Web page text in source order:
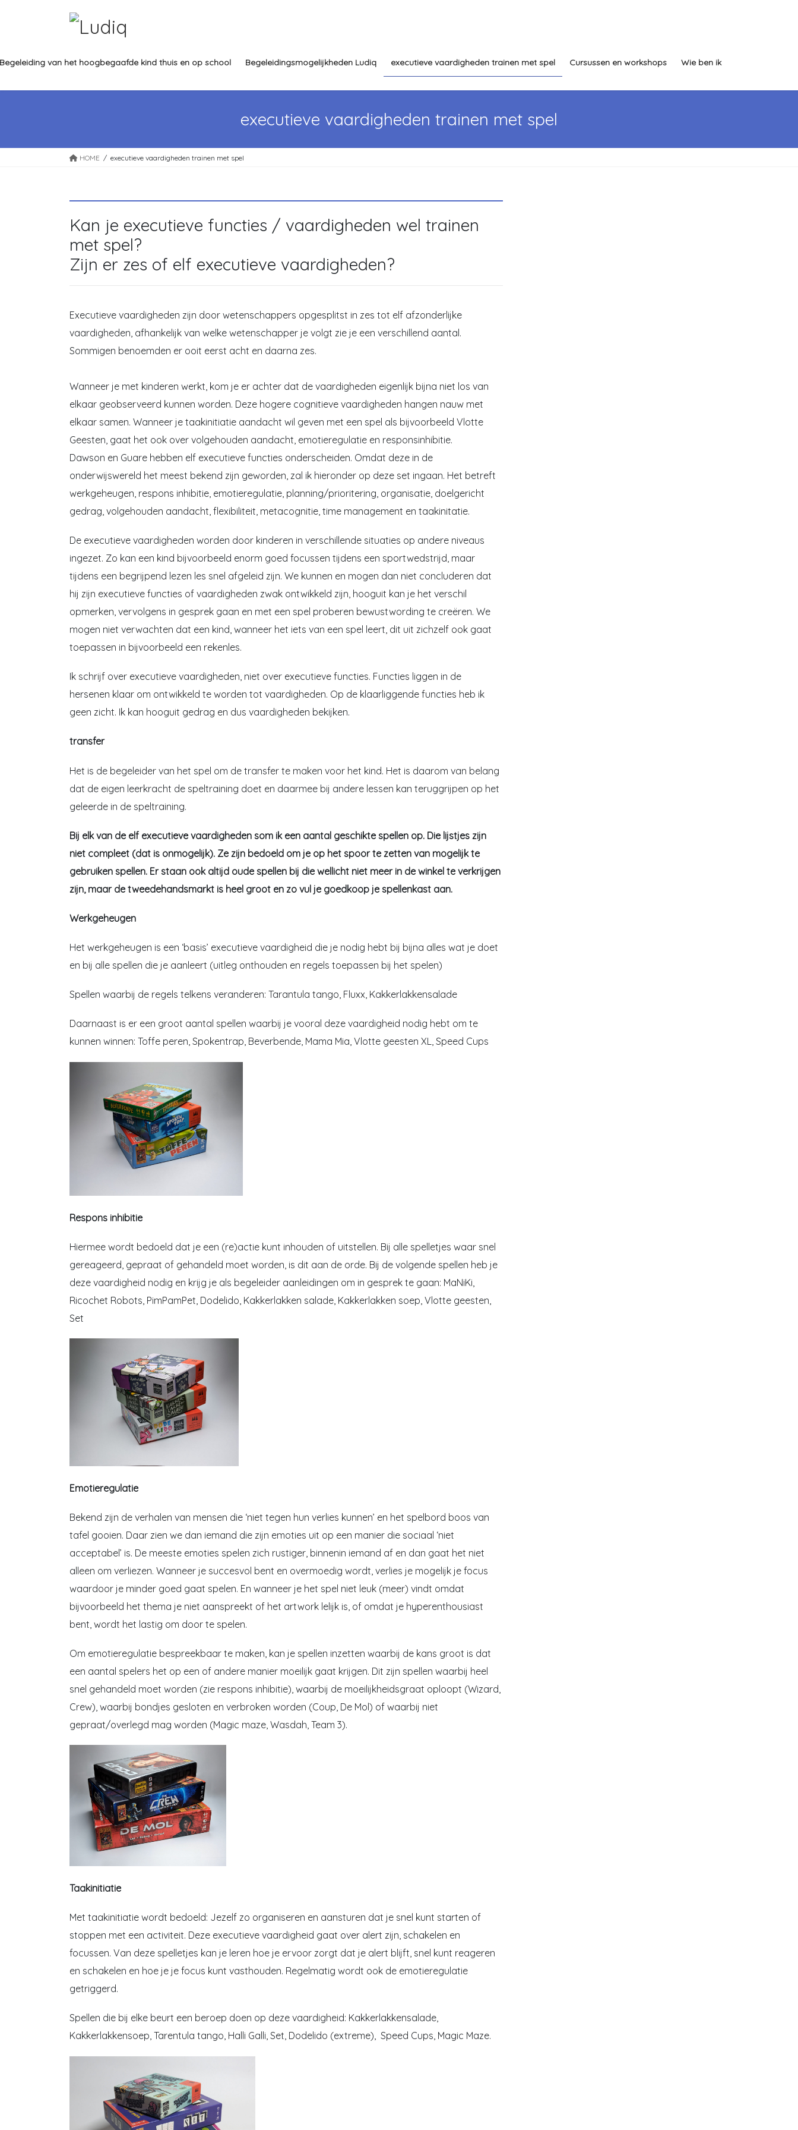
Begeleiding van het hoogbegaafde kind thuis en op school Begeleidingsmogelijkheden Ludiq executieve vaardigheden trainen met spel Cursussen en workshops Wie ben ik
executieve vaardigheden trainen met spel
HOME executieve vaardigheden trainen met spel
Kan je executieve functies / vaardigheden wel trainen
met spel?
Zijn er zes of elf executieve vaardigheden?
Executieve vaardigheden zijn door wetenschappers opgesplitst in zes tot elf afzonderlijke
vaardigheden, afhankelijk van welke wetenschapper je volgt zie je een verschillend aantal.
Sommigen benoemden er ooit eerst acht en daarna zes.
Wanneer je met kinderen werkt, kom je er achter dat de vaardigheden eigenlijk bijna niet los van
elkaar geobserveerd kunnen worden. Deze hogere cognitieve vaardigheden hangen nauw met
elkaar samen. Wanneer je taakinitiatie aandacht wil geven met een spel als bijvoorbeeld Vlotte
Geesten, gaat het ook over volgehouden aandacht, emotieregulatie en responsinhibitie.
Dawson en Guare hebben elf executieve functies onderscheiden. Omdat deze in de
onderwijswereld het meest bekend zijn geworden, zal ik hieronder op deze set ingaan. Het betreft
werkgeheugen, respons inhibitie, emotieregulatie, planning/prioritering, organisatie, doelgericht
gedrag, volgehouden aandacht, flexibiliteit, metacognitie, time management en taakinitatie.
De executieve vaardigheden worden door kinderen in verschillende situaties op andere niveaus
ingezet. Zo kan een kind bijvoorbeeld enorm goed focussen tijdens een sportwedstrijd, maar
tijdens een begrijpend lezen les snel afgeleid zijn. We kunnen en mogen dan niet concluderen dat
hij zijn executieve functies of vaardigheden zwak ontwikkeld zijn, hooguit kan je het verschil
opmerken, vervolgens in gesprek gaan en met een spel proberen bewustwording te creëren. We
mogen niet verwachten dat een kind, wanneer het iets van een spel leert, dit uit zichzelf ook gaat
toepassen in bijvoorbeeld een rekenles.
Ik schrijf over executieve vaardigheden, niet over executieve functies. Functies liggen in de
hersenen klaar om ontwikkeld te worden tot vaardigheden. Op de klaarliggende functies heb ik
geen zicht. Ik kan hooguit gedrag en dus vaardigheden bekijken.
transfer
Het is de begeleider van het spel om de transfer te maken voor het kind. Het is daarom van belang
dat de eigen leerkracht de speltraining doet en daarmee bij andere lessen kan teruggrijpen op het
geleerde in de speltraining.
Bij elk van de elf executieve vaardigheden som ik een aantal geschikte spellen op. Die lijstjes zijn
niet compleet (dat is onmogelijk). Ze zijn bedoeld om je op het spoor te zetten van mogelijk te
gebruiken spellen. Er staan ook altijd oude spellen bij die wellicht niet meer in de winkel te verkrijgen
zijn, maar de tweedehandsmarkt is heel groot en zo vul je goedkoop je spellenkast aan.
Werkgeheugen
Het werkgeheugen is een ‘basis’ executieve vaardigheid die je nodig hebt bij bijna alles wat je doet
en bij alle spellen die je aanleert (uitleg onthouden en regels toepassen bij het spelen)
Spellen waarbij de regels telkens veranderen: Tarantula tango, Fluxx, Kakkerlakkensalade
Daarnaast is er een groot aantal spellen waarbij je vooral deze vaardigheid nodig hebt om te
kunnen winnen: Toffe peren, Spokentrap, Beverbende, Mama Mia, Vlotte geesten XL, Speed Cups
Respons inhibitie
Hiermee wordt bedoeld dat je een (re)actie kunt inhouden of uitstellen. Bij alle spelletjes waar snel
gereageerd, gepraat of gehandeld moet worden, is dit aan de orde. Bij de volgende spellen heb je
deze vaardigheid nodig en krijg je als begeleider aanleidingen om in gesprek te gaan: MaNiKi,
Ricochet Robots, PimPamPet, Dodelido, Kakkerlakken salade, Kakkerlakken soep, Vlotte geesten,
Set
Emotieregulatie
Bekend zijn de verhalen van mensen die ‘niet tegen hun verlies kunnen’ en het spelbord boos van
tafel gooien. Daar zien we dan iemand die zijn emoties uit op een manier die sociaal ‘niet
acceptabel’ is. De meeste emoties spelen zich rustiger, binnenin iemand af en dan gaat het niet
alleen om verliezen. Wanneer je succesvol bent en overmoedig wordt, verlies je mogelijk je focus
waardoor je minder goed gaat spelen. En wanneer je het spel niet leuk (meer) vindt omdat
bijvoorbeeld het thema je niet aanspreekt of het artwork lelijk is, of omdat je hyperenthousiast
bent, wordt het lastig om door te spelen.
Om emotieregulatie bespreekbaar te maken, kan je spellen inzetten waarbij de kans groot is dat
een aantal spelers het op een of andere manier moeilijk gaat krijgen. Dit zijn spellen waarbij heel
snel gehandeld moet worden (zie respons inhibitie), waarbij de moeilijkheidsgraat oploopt (Wizard,
Crew), waarbij bondjes gesloten en verbroken worden (Coup, De Mol) of waarbij niet
gepraat/overlegd mag worden (Magic maze, Wasdah, Team 3).
Taakinitiatie
Met taakinitiatie wordt bedoeld: Jezelf zo organiseren en aansturen dat je snel kunt starten of
stoppen met een activiteit. Deze executieve vaardigheid gaat over alert zijn, schakelen en
focussen. Van deze spelletjes kan je leren hoe je ervoor zorgt dat je alert blijft, snel kunt reageren
en schakelen en hoe je je focus kunt vasthouden. Regelmatig wordt ook de emotieregulatie
getriggerd.
Spellen die bij elke beurt een beroep doen op deze vaardigheid: Kakkerlakkensalade,
Kakkerlakkensoep, Tarentula tango, Halli Galli, Set, Dodelido (extreme), Speed Cups, Magic Maze.